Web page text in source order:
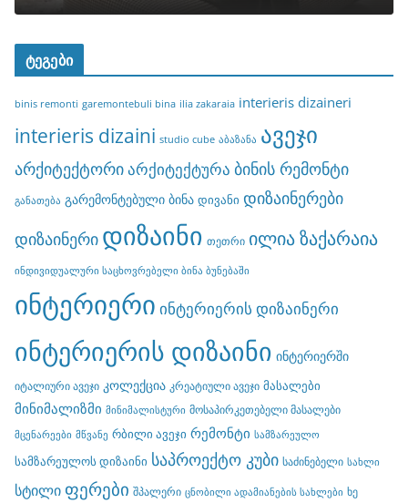
ტეგები
binis remonti garemontebuli bina ilia zakaraia interieris dizaineri
interieris dizaini studio cube აბაზანა ავეჯი
არქიტექტორიარქიტექტურა ბინის რემონტი
განათება გარემონტებული ბინა დივანი დიზაინერები
დიზაინერი დიზაინი თეთრი ილია ზაქარაია
ინდივიდუალური საცხოვრებელი ბინა ბუნებაში
ინტერიერი ინტერიერის დიზაინერი
ინტერიერის დიზაინი ინტერიერში
იტალიური ავეჯი კოლექცია კრეატიული ავეჯი მასალები
მინიმალიზმი მინიმალისტური მოსაპირკეთებელი მასალები
მცენარეები მწვანე რბილი ავეჯი რემონტი სამზარეულო
სამზარეულოს დიზაინი საპროექტო კუბი საძინებელი სახლი
სტილი ფერები შპალერი ცნობილი ადამიანების სახლები ხე